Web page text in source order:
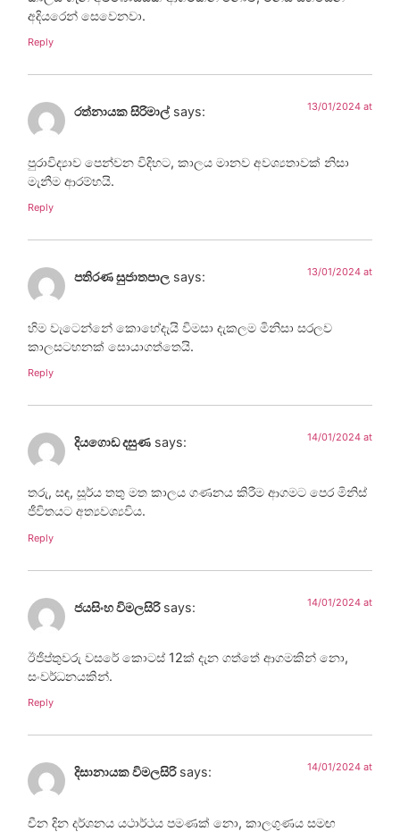
අදියරෙන් සෙවෙනවා.
Reply
රත්නායක සිරිමාල් says: 13/01/2024 at
පුරාවිද්‍යාව පෙන්වන විදිහට, කාලය මානව අවශ්‍යතාවක් නිසා
මැනීම ආරම්භයි.
Reply
පතිරණ සුජාතපාල says: 13/01/2024 at
හිම වැටෙන්නේ කොහේදැයි විමසා දැකලම මිනිසා සරලව
කාලසටහනක් සොයාගත්තෙයි.
Reply
දියගොඩ දසුණ says: 14/01/2024 at
තරු, සඳ, සූර්ය තතු මත කාලය ගණනය කිරීම ආගමට පෙර මිනිස්
ජීවිතයට අත්‍යවශ්‍යවිය.
Reply
ජයසිංහ විමලසිරි says: 14/01/2024 at
ඊජිප්තුවරු වසරේ කොටස් 12ක් දැන ගත්තේ ආගමකින් නො,
සංවර්ධනයකින්.
Reply
දිසානායක විමලසිරි says: 14/01/2024 at
චීන දින දර්ශනය යථාර්ථය පමණක් නො, කාලගුණය සමඟ